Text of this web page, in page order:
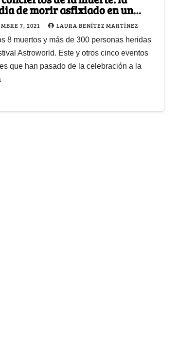
de morir asfixiado en un
musical
7, 2021 LAURA BENÍTEZ MARTÍNEZ
8 muertos y más de 300 personas heridas
Astroworld. Este y otros cinco eventos
que han pasado de la celebración a la